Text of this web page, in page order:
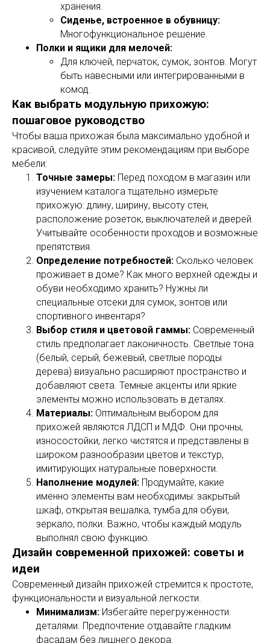
хранения.
Сиденье, встроенное в обувницу:
Многофункциональное решение.
Полки и ящики для мелочей:
Для ключей, перчаток, сумок, зонтов. Могут
быть навесными или интегрированными в
комод.
Как выбрать модульную прихожую:
пошаговое руководство
Чтобы ваша прихожая была максимально удобной и
красивой, следуйте этим рекомендациям при выборе
мебели:
Точные замеры: Перед походом в магазин или
изучением каталога тщательно измерьте
прихожую: длину, ширину, высоту стен,
расположение розеток, выключателей и дверей.
Учитывайте особенности проходов и возможные
препятствия.
Определение потребностей: Сколько человек
проживает в доме? Как много верхней одежды и
обуви необходимо хранить? Нужны ли
специальные отсеки для сумок, зонтов или
спортивного инвентаря?
Выбор стиля и цветовой гаммы: Современный
стиль предполагает лаконичность. Светлые тона
(белый, серый, бежевый, светлые породы
дерева) визуально расширяют пространство и
добавляют света. Темные акценты или яркие
элементы можно использовать в деталях.
Материалы: Оптимальным выбором для
прихожей являются ЛДСП и МДФ. Они прочны,
износостойки, легко чистятся и представлены в
широком разнообразии цветов и текстур,
имитирующих натуральные поверхности.
Наполнение модулей: Продумайте, какие
именно элементы вам необходимы: закрытый
шкаф, открытая вешалка, тумба для обуви,
зеркало, полки. Важно, чтобы каждый модуль
выполнял свою функцию.
Дизайн современной прихожей: советы и
идеи
Современный дизайн прихожей стремится к простоте,
функциональности и визуальной легкости.
Минимализм: Избегайте перегруженности
деталями. Предпочтение отдавайте гладким
фасадам без лишнего декора.